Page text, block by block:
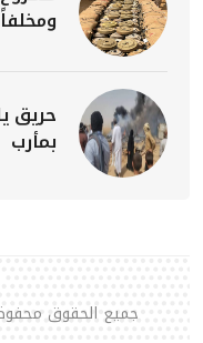
حريق
بمأرب
جميع الحقوق محفوظة